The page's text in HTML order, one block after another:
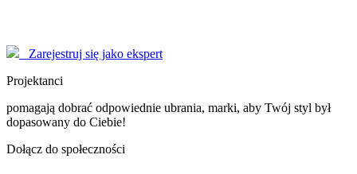
Zarejestruj się jako ekspert
Projektanci
pomagają dobrać odpowiednie ubrania, marki, aby Twój styl był
dopasowany do Ciebie!
Dołącz do społeczności